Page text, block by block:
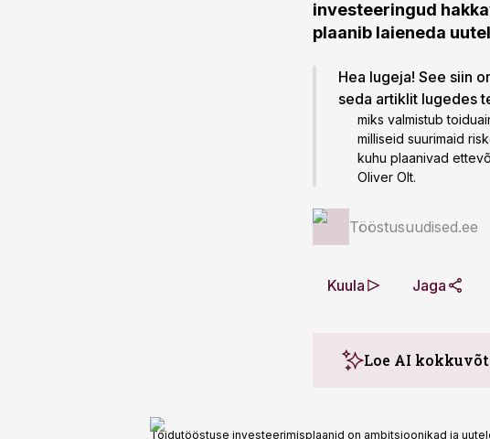
investeeringud
plaanib laieneda
Hea lugeja! See siin
seda artiklit lugedes
miks valmistub
milliseid suurimaid
kuhu plaanivad
Oliver Olt.
Tööstusuudised.ee
Kuula Jaga
Loe AI
Toidutööstuse investeerimisplaanid on ambitsioonikad ja